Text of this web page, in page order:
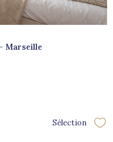
Marseille
Sélection